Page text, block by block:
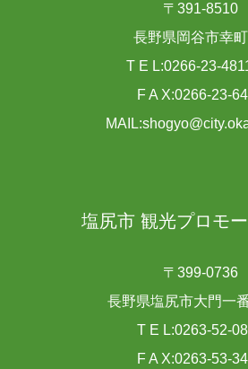
〒391-8510
長野県岡谷市幸
T E L:0266-23-
F A X:0266-23-
塩尻市 観光プロモ
〒399-0736
長野県塩尻市大門一
T E L:0263-52-
F A X:0263-53-